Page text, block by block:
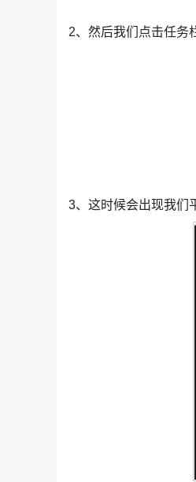
2、然后我们点击任务
3、这时候会出现我们